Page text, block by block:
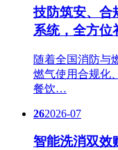
技防筑安、合
系统，全方位
随着全国消防与
燃气使用合规化
餐饮…
262026-07
智能洗消双效